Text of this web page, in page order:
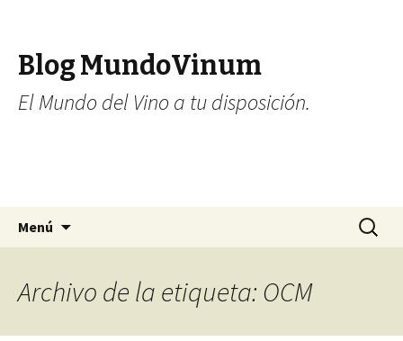
Blog MundoVinum
El Mundo del Vino a tu disposición.
Menú Buscar:
Archivo de la etiqueta: OCM